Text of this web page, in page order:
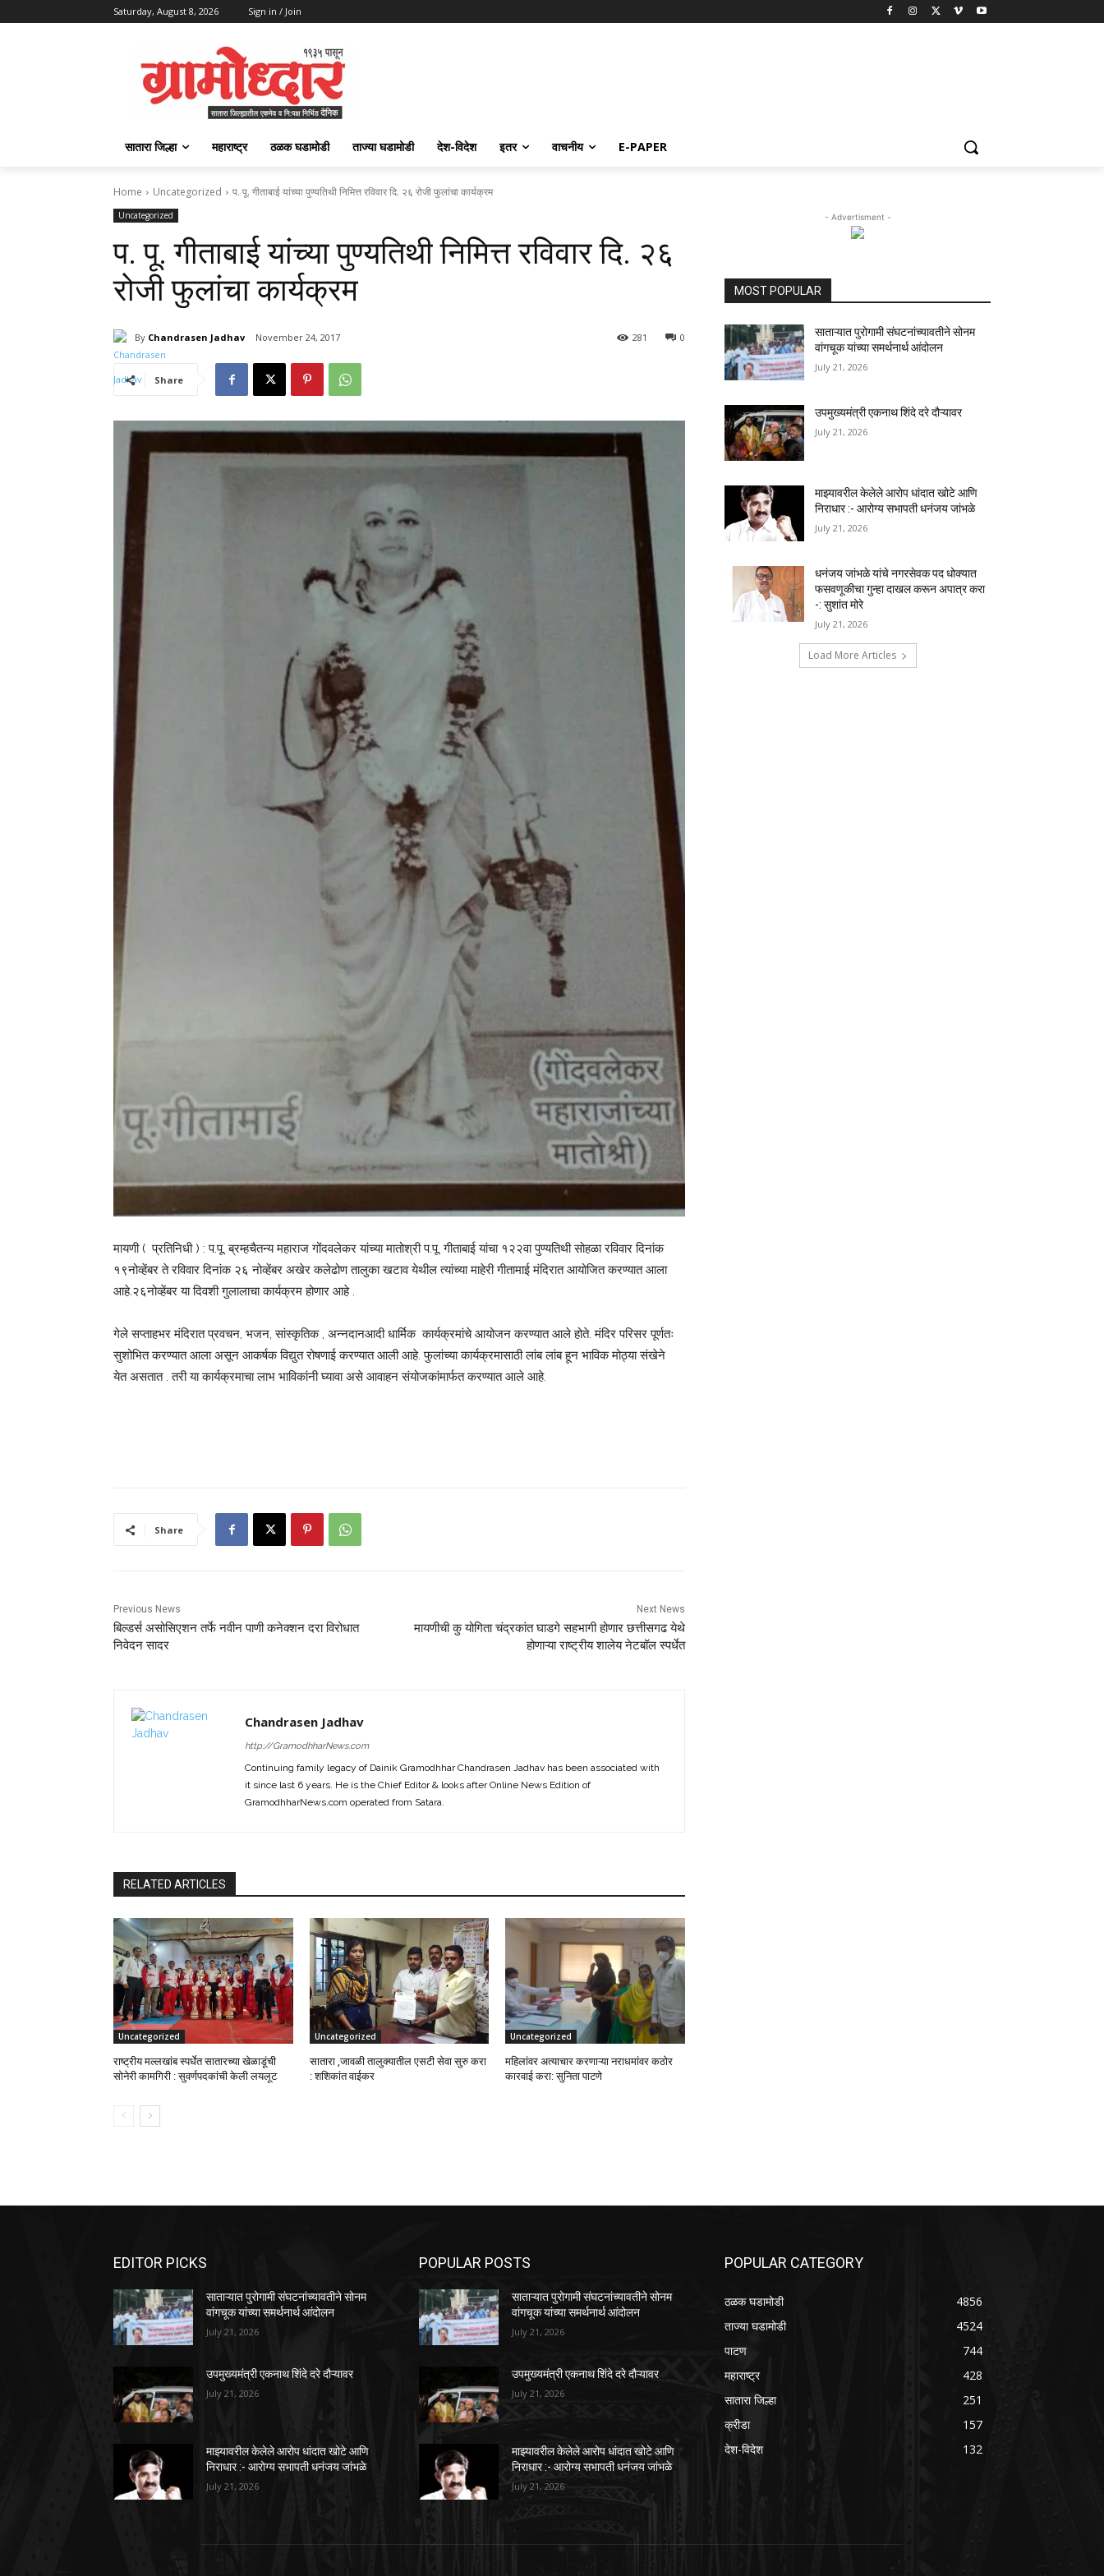
Saturday, August 8, 2026 Sign in / Join
सातारा जिल्हा महाराष्ट्र ठळक घडामोडी ताज्या घडामोडी देश-विदेश इतर वाचनीय E-PAPER
Home Uncategorized प. पू. गीताबाई यांच्या पुण्यतिथी निमित्त रविवार दि. २६ रोजी फुलांचा कार्यक्रम
Uncategorized
प. पू. गीताबाई यांच्या पुण्यतिथी निमित्त रविवार दि. २६
रोजी फुलांचा कार्यक्रम
By Chandrasen Jadhav November 24, 2017 0
281
Share
मायणी ( प्रतिनिधी ) : प.पू. ब्रम्हचैतन्य महाराज गोंदवलेकर यांच्या मातोश्री प.पू. गीताबाई यांचा १२२वा पुण्यतिथी सोहळा रविवार दिनांक
१९नोव्हेंबर ते रविवार दिनांक २६ नोव्हेंबर अखेर कलेढोण तालुका खटाव येथील त्यांच्या माहेरी गीतामाई मंदिरात आयोजित करण्यात आला
आहे.२६नोव्हेंबर या दिवशी गुलालाचा कार्यक्रम होणार आहे .
गेले सप्ताहभर मंदिरात प्रवचन, भजन, सांस्कृतिक , अन्नदानआदी धार्मिक कार्यक्रमांचे आयोजन करण्यात आले होते. मंदिर परिसर पूर्णतः
सुशोभित करण्यात आला असून आकर्षक विद्युत रोषणाई करण्यात आली आहे. फुलांच्या कार्यक्रमासाठी लांब लांब हून भाविक मोठ्या संखेने
येत असतात . तरी या कार्यक्रमाचा लाभ भाविकांनी घ्यावा असे आवाहन संयोजकांमार्फत करण्यात आले आहे.
Share
Previous News
बिल्डर्स असोसिएशन तर्फे नवीन पाणी कनेक्शन दरा विरोधात
निवेदन सादर
Next News
मायणीची कु योगिता चंद्रकांत घाडगे सहभागी होणार छत्तीसगढ येथे
होणाऱ्या राष्ट्रीय शालेय नेटबॉल स्पर्धेत
Chandrasen Jadhav
http://GramodhharNews.com
Continuing family legacy of Dainik Gramodhhar Chandrasen Jadhav has been associated with
it since last 6 years. He is the Chief Editor & looks after Online News Edition of
GramodhharNews.com operated from Satara.
RELATED ARTICLES
Uncategorized
राष्ट्रीय मल्लखांब स्पर्धेत सातारच्या खेळाडूंची
सोनेरी कामगिरी : सुवर्णपदकांची केली लयलूट
Uncategorized
सातारा ,जावळी तालुक्यातील एसटी सेवा सुरु करा
: शशिकांत वाईकर
Uncategorized
महिलांवर अत्याचार करणाऱ्या नराधमांवर कठोर
कारवाई करा: सुनिता पाटणे
- Advertisment -
MOST POPULAR
साताऱ्यात पुरोगामी संघटनांच्यावतीने सोनम
वांगचूक यांच्या समर्थनार्थ आंदोलन
July 21, 2026
उपमुख्यमंत्री एकनाथ शिंदे दरे दौऱ्यावर
July 21, 2026
माझ्यावरील केलेले आरोप धांदात खोटे आणि
निराधार :- आरोग्य सभापती धनंजय जांभळे
July 21, 2026
धनंजय जांभळे यांचे नगरसेवक पद धोक्यात
फसवणूकीचा गुन्हा दाखल करून अपात्र करा
-: सुशांत मोरे
July 21, 2026
Load More Articles
EDITOR PICKS
साताऱ्यात पुरोगामी संघटनांच्यावतीने सोनम
वांगचूक यांच्या समर्थनार्थ आंदोलन
July 21, 2026
उपमुख्यमंत्री एकनाथ शिंदे दरे दौऱ्यावर
July 21, 2026
माझ्यावरील केलेले आरोप धांदात खोटे आणि
निराधार :- आरोग्य सभापती धनंजय जांभळे
July 21, 2026
POPULAR POSTS
साताऱ्यात पुरोगामी संघटनांच्यावतीने सोनम
वांगचूक यांच्या समर्थनार्थ आंदोलन
July 21, 2026
उपमुख्यमंत्री एकनाथ शिंदे दरे दौऱ्यावर
July 21, 2026
माझ्यावरील केलेले आरोप धांदात खोटे आणि
निराधार :- आरोग्य सभापती धनंजय जांभळे
July 21, 2026
POPULAR CATEGORY
ठळक घडामोडी
4856
ताज्या घडामोडी
4524
पाटण
744
महाराष्ट्र
428
सातारा जिल्हा
251
क्रीडा
157
देश-विदेश
132